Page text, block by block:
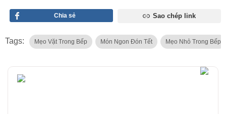
Chia sẻ Sao chép link
Tags: Mẹo Vặt Trong Bếp Món Ngon Đón Tết Mẹo Nhỏ Trong Bếp